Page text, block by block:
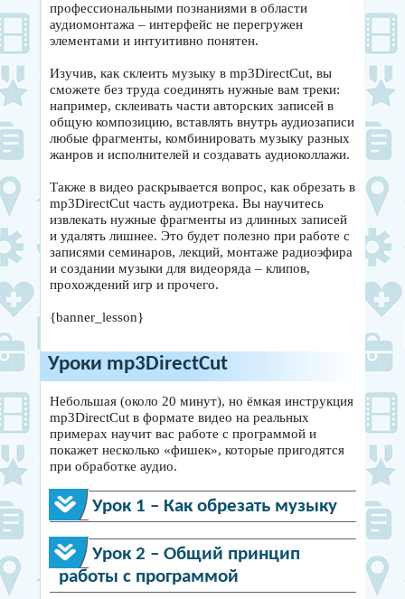
профессиональными познаниями в области
аудиомонтажа – интерфейс не перегружен
элементами и интуитивно понятен.
Изучив, как склеить музыку в mp3DirectCut, вы
сможете без труда соединять нужные вам треки:
например, склеивать части авторских записей в
общую композицию, вставлять внутрь аудиозаписи
любые фрагменты, комбинировать музыку разных
жанров и исполнителей и создавать аудиоколлажи.
Также в видео раскрывается вопрос, как обрезать в
mp3DirectCut часть аудиотрека. Вы научитесь
извлекать нужные фрагменты из длинных записей
и удалять лишнее. Это будет полезно при работе с
записями семинаров, лекций, монтаже радиоэфира
и создании музыки для видеоряда – клипов,
прохождений игр и прочего.
{banner_lesson}
Уроки mp3DirectCut
Небольшая (около 20 минут), но ёмкая инструкция
mp3DirectCut в формате видео на реальных
примерах научит вас работе с программой и
покажет несколько «фишек», которые пригодятся
при обработке аудио.
Урок 1 – Как обрезать музыку
Урок 2 – Общий принцип
работы с программой